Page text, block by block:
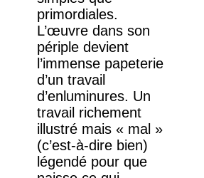
primordiales.
L’œuvre dans son
périple devient
l’immense papeterie
d’un travail
d’enluminures. Un
travail richement
illustré mais « mal »
(c’est-à-dire bien)
légendé pour que